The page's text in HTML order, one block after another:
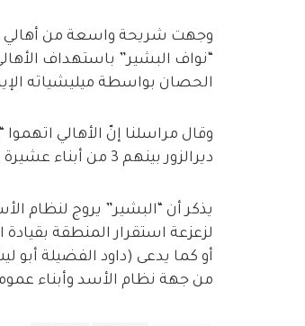
وجهت شريحة واسعة من أهالي
“نواف البشير” باستهداف
الحصان بواسطة ميليشياته
وقال مراسلنا إنّ الأهالي
ديرالزور بينهم 3 من أبناء عشيرة البوسرايا مؤخراً.
يذكر أن “البشير” يروج لنظام
لزعزعة استقرار المنطقة
أو كما يدعى (داود الفضيلة أبو
من جهة نظام الأسد وأبناء